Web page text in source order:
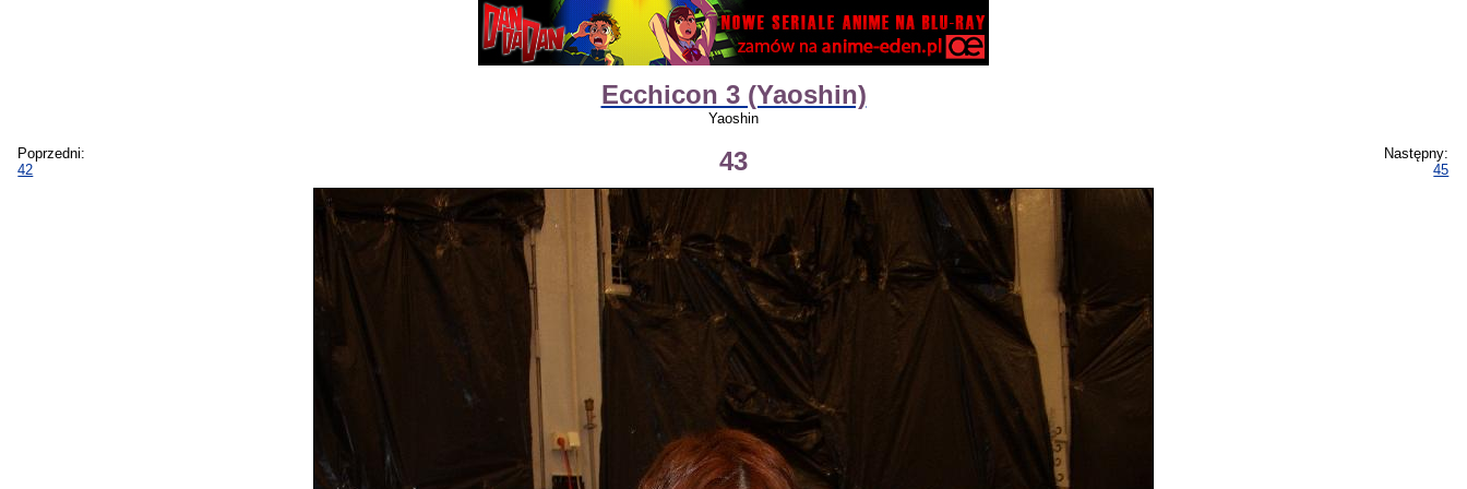
Ecchicon 3 (Yaoshin)
Yaoshin
Poprzedni:
42
43
Następny:
45